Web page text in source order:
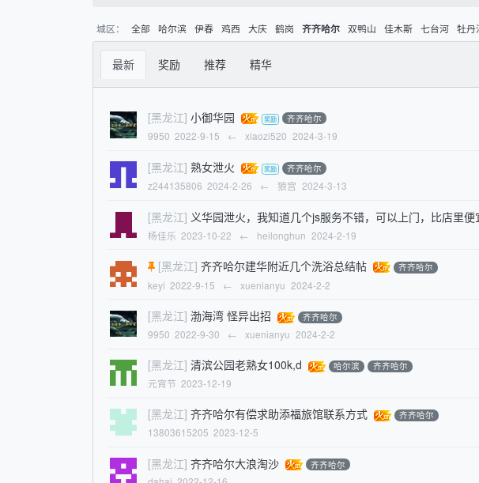
城区： 全部 哈尔滨 伊春 鸡西 大庆 鹤岗 齐齐哈尔 双鸭山 佳木斯 七台河 牡丹
最新 奖励 推荐 精华
[黑龙江] 小御华园 齐齐哈尔
9950 2022-9-15 ← xiaozi520 2024-3-19
[黑龙江] 熟女泄火 齐齐哈尔
z244135806 2024-2-26 ← 狼宫 2024-3-13
[黑龙江] 义华园泄火，我知道几个js服务不错，可以上门，比店里便
杨佳乐 2023-10-22 ← heilonghun 2024-2-19
[黑龙江] 齐齐哈尔建华附近几个洗浴总结帖 齐齐哈尔
keyi 2022-9-15 ← xuenianyu 2024-2-2
[黑龙江] 渤海湾 怪异出招 齐齐哈尔
9950 2022-9-30 ← xuenianyu 2024-2-2
[黑龙江] 清滨公园老熟女100k,d 哈尔滨 齐齐哈尔
元宵节 2023-12-19
[黑龙江] 齐齐哈尔有偿求助添福旅馆联系方式 齐齐哈尔
13803615205 2023-12-5
[黑龙江] 齐齐哈尔大浪淘沙 齐齐哈尔